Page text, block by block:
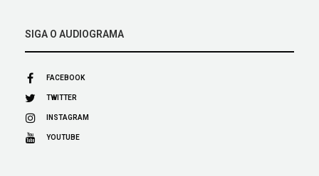
SIGA O AUDIOGRAMA
FACEBOOK
TWITTER
INSTAGRAM
YOUTUBE